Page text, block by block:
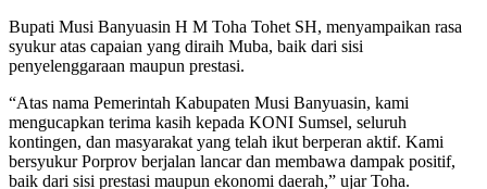
Bupati Musi Banyuasin H M Toha Tohet SH, menyampaikan rasa
syukur atas capaian yang diraih Muba, baik dari sisi
penyelenggaraan maupun prestasi.
“Atas nama Pemerintah Kabupaten Musi Banyuasin, kami
mengucapkan terima kasih kepada KONI Sumsel, seluruh
kontingen, dan masyarakat yang telah ikut berperan aktif. Kami
bersyukur Porprov berjalan lancar dan membawa dampak positif,
baik dari sisi prestasi maupun ekonomi daerah,” ujar Toha.